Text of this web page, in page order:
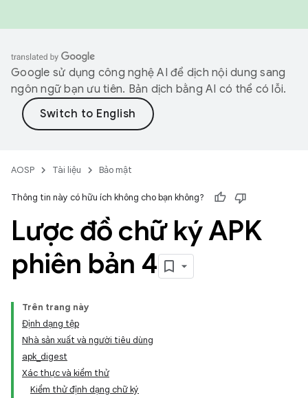
Google sử dụng công nghệ AI để dịch nội dung sang
ngôn ngữ bạn ưu tiên. Bản dịch bằng AI có thể có lỗi.
AOSP Tài liệu Bảo mật
Thông tin này có hữu ích không cho bạn không?
Lược đồ chữ ký APK
phiên bản 4
Trên trang này
Định dạng tệp
Nhà sản xuất và người tiêu dùng
apk_digest
Xác thực và kiểm thử
Kiểm thử định dạng chữ ký